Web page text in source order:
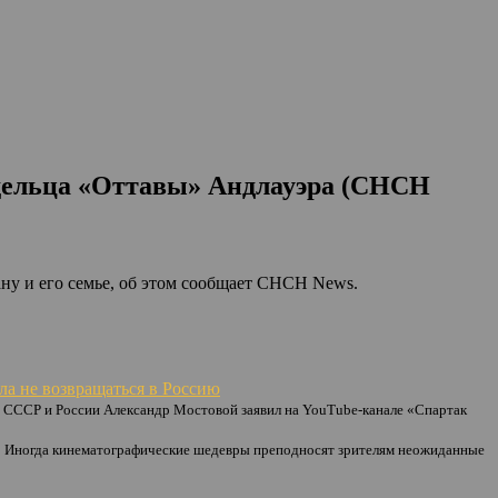
«Оттавы» Андлауэра (CHCH
и его семье, об этом сообщает CHCH News.
не возвращаться в Россию
и России Александр Мостовой заявил на YouTube-канале «Спартак
Иногда кинематографические шедевры преподносят зрителям неожиданные